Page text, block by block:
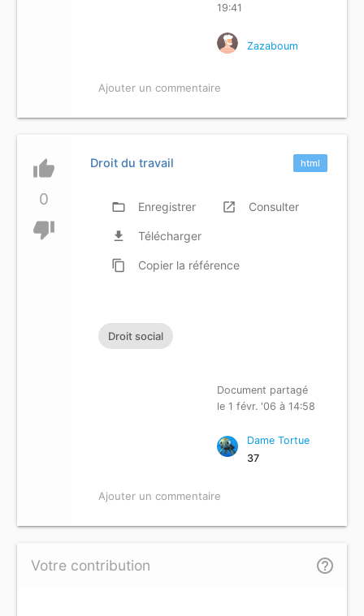
19:41
Zazaboum
Ajouter un commentaire
thumb_up
0
thumb_down
html
Droit du travail
folder_open Enregistrer launch Consulter
file_download Télécharger
content_copy Copier la référence
Droit social
Document partagé
le 1 févr. '06 à 14:58
Dame Tortue
37
Ajouter un commentaire
Votre contribution help_outline